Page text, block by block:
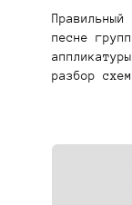
песне
разбор